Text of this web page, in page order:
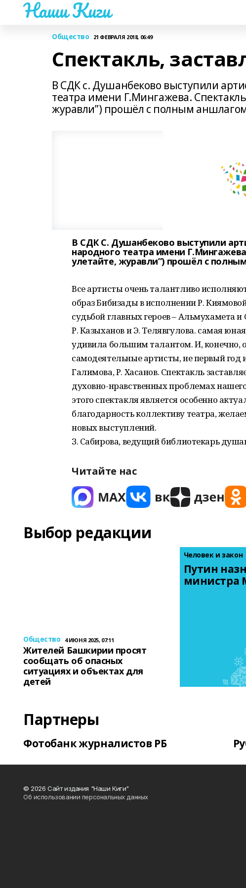
Наши Киги
Общество 21 ФЕВРАЛЯ 2018, 06:49
Спектакль,
В СДК с. Душанбеково выступили
театра имени Г.Мингажева.
журавли”) прошёл с полным
В СДК С. Душанбеково выступили
народного театра имени
улетайте, журавли”) прошёл с
Все артисты очень талантливо
образ Бибизады в исполнении Р.
судьбой главных героев – Альмухамета
Р. Казыханов и Э. Телявгулова. самая
удивила большим талантом. И, конечно,
самодеятельные артисты, не первый год
Галимова, Р. Хасанов. Спектакль
духовно-нравственных проблемах
этого спектакля является особенно
благодарность коллективу театра,
новых выступлений.
З. Сабирова, ведущий библиотекарь
Читайте нас
Выбор редакции
Общество 4 ИЮНЯ 2025, 07:11
Жителей Башкирии просят
сообщать об опасных
ситуациях и объектах для
детей
Человек и закон
Путин
министра
Партнеры
Фотобанк журналистов РБ
© 2026 Сайт издания "Наши Киги"
Об использовании персональных данных